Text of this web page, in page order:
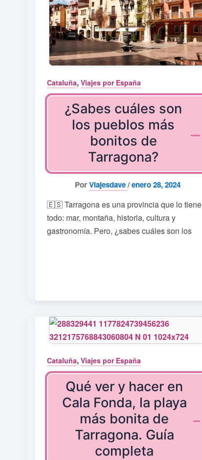
Cataluña, Viajes por España
¿Sabes cuáles son
los pueblos más
bonitos de
Tarragona?
PorViajesdave/enero 28, 2024
🇪🇸 Tarragona es una provincia que lo tiene
todo: mar, montaña, historia, cultura y
gastronomía. Pero, ¿sabes cuáles son los
Cataluña, Viajes por España
Qué ver y hacer en
Cala Fonda, la playa
más bonita de
Tarragona. Guía
completa